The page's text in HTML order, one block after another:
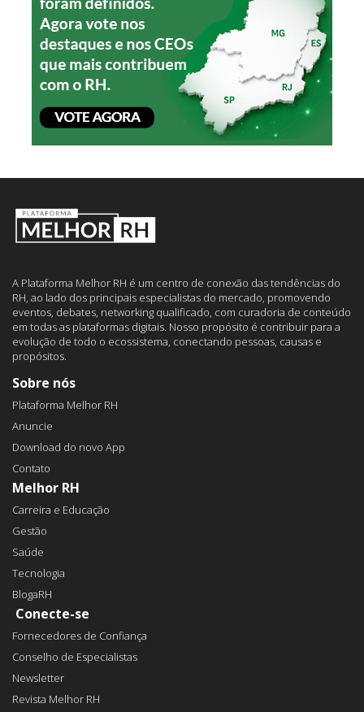
A Plataforma Melhor RH é um centro de conexão das tendências do
RH, ao lado dos principais especialistas do mercado, promovendo
eventos, debates, networking qualificado, com curadoria de conteúdo
em todas as plataformas digitais. Nosso propósito é contribuir para a
evolução de todo o ecossistema, conectando pessoas, causas e
propósitos.
Sobre nós
Plataforma Melhor RH
Anuncie
Download do novo App
Contato
Melhor RH
Carreira e Educação
Gestão
Saúde
Tecnologia
BlogaRH
Conecte-se
Fornecedores de Confiança
Conselho de Especialistas
Newsletter
Revista Melhor RH